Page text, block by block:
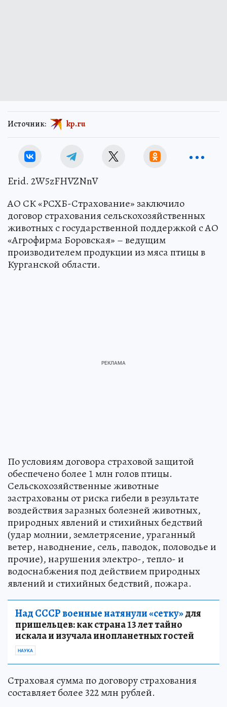
Источник: kp.ru
Erid. 2W5zFHVZNnV
АО СК «РСХБ-Страхование» заключило
договор страхования сельскохозяйственных
животных с государственной поддержкой с АО
«Агрофирма Боровская» – ведущим
производителем продукции из мяса птицы в
Курганской области.
По условиям договора страховой защитой
обеспечено более 1 млн голов птицы.
Сельскохозяйственные животные
застрахованы от риска гибели в результате
воздействия заразных болезней животных,
природных явлений и стихийных бедствий
(удар молнии, землетрясение, ураганный
ветер, наводнение, сель, паводок, половодье и
прочие), нарушения электро-, тепло- и
водоснабжения под действием природных
явлений и стихийных бедствий, пожара.
Над СССР военные натянули «сетку»для
пришельцев: как страна 13 лет тайно
искала и изучала инопланетных гостей
НАУКА
Страховая сумма по договору страхования
составляет более 322 млн рублей.